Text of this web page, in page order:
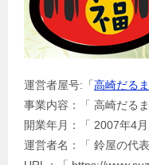
運営者屋号:「 高崎だる
事業内容：「 高崎だる
開業年月：「 2007年4月
運営者名：「 鈴屋の代表